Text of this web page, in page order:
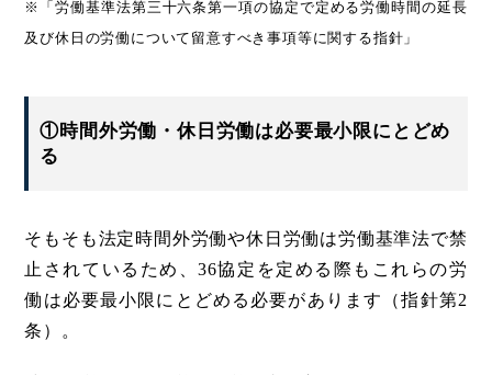
※「労働基準法第三十六条第一項の協定で定める労働時間の延長
及び休日の労働について留意すべき事項等に関する指針」
①時間外労働・休日労働は必要最小限にとどめ
る
そもそも法定時間外労働や休日労働は労働基準法で禁
止されているため、36協定を定める際もこれらの労
働は必要最小限にとどめる必要があります（指針第2
条）。